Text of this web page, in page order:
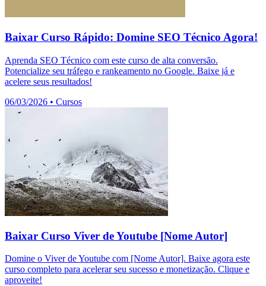
Baixar Curso Rápido: Domine SEO Técnico Agora!
Aprenda SEO Técnico com este curso de alta conversão.
Potencialize seu tráfego e rankeamento no Google. Baixe já e
acelere seus resultados!
06/03/2026 • Cursos
Baixar Curso Viver de Youtube [Nome Autor]
Domine o Viver de Youtube com [Nome Autor]. Baixe agora este
curso completo para acelerar seu sucesso e monetização. Clique e
aproveite!